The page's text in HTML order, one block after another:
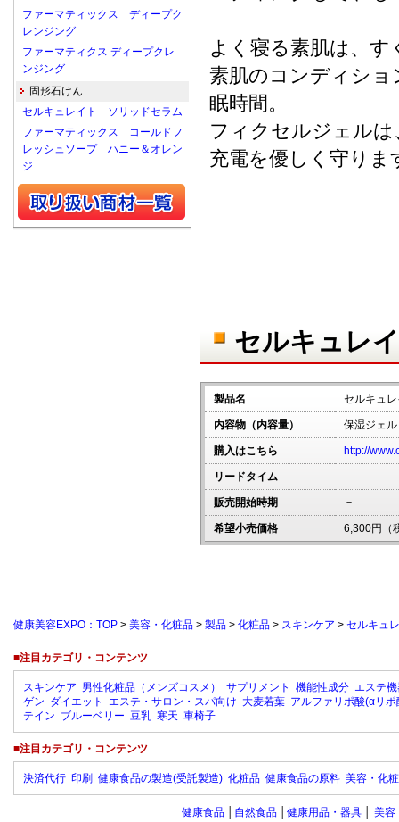
よく寝る素肌は、
素肌のコンディショ
眠時間。
フィクセルジェル
充電を優しく守りま
セルキュレ
製品名 セルキュ
内容物（内容量） 保湿ジェ
購入はこちら http://
リードタイム －
販売開始時期 －
希望小売価格 6,300円（
ファーマティックス ディープク
レンジング
ファーマティクス ディープクレ
ンジング
固形石けん
セルキュレイト ソリッドセラム
ファーマティックス コールドフ
レッシュソープ ハニー＆オレン
ジ
健康美容EXPO：TOP > 美容・化粧品 > 製品 > 化粧品 > スキンケア > セルキュ
■注目カテゴリ・コンテンツ
スキンケア 男性化粧品（メンズコスメ） サプリメント 機能性成分 エステ
ゲン ダイエット エステ・サロン・スパ向け 大麦若葉 アルファリポ酸(αリポ
テイン ブルーベリー 豆乳 寒天 車椅子
■注目カテゴリ・コンテンツ
決済代行 印刷 健康食品の製造(受託製造) 化粧品 健康食品の原料 美容・化
健康食品 自然食品 健康用品・器具 美容